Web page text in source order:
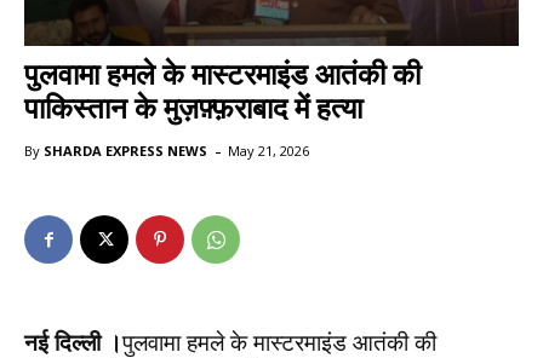
पुलवामा हमले के मास्टरमाइंड आतंकी की
पाकिस्तान के मुज़फ़्फ़राबाद में हत्या
By SHARDA EXPRESS NEWS - May 21, 2026
नई दिल्ली ।पुलवामा हमले के मास्टरमाइंड आतंकी की